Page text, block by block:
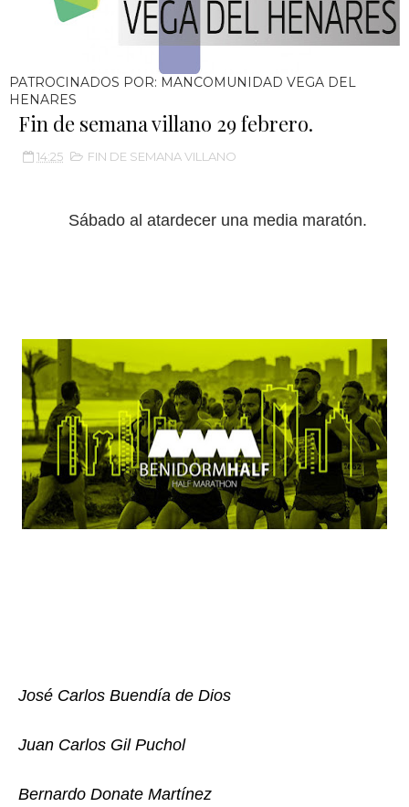
PATROCINADOS POR: MANCOMUNIDAD VEGA DEL
HENARES
Fin de semana villano 29 febrero.
14:25 FIN DE SEMANA VILLANO
Sábado al atardecer una media maratón.
José Carlos Buendía de Dios
Juan Carlos Gil Puchol
Bernardo Donate Martínez